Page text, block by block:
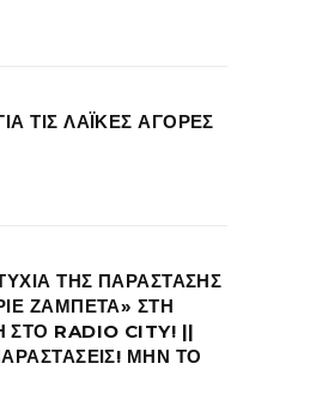
ΤΙΣ ΛΑΪΚΕΣ ΑΓΟΡΕΣ
ΤΗΣ ΠΑΡΑΣΤΑΣΗΣ
ΖΑΜΠΕΤΑ» ΣΤΗ
RADIO CITY! ||
ΜΗΝ ΤΟ